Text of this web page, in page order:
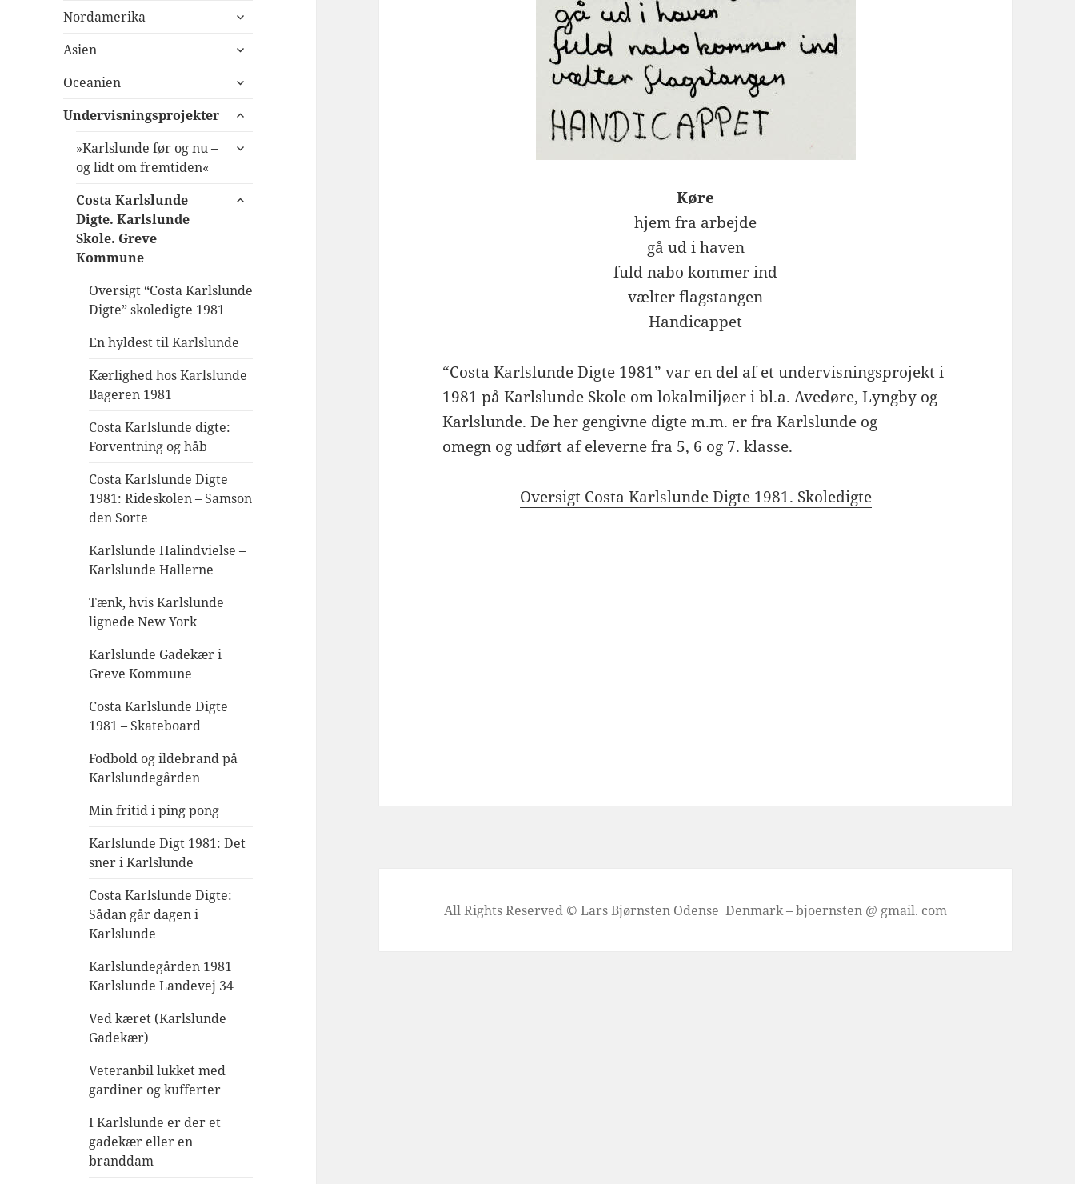
Nordamerika
udvid
Asien
udvid
Oceanien
udvid
Undervisningsprojekter
udvid
»Karlslunde før og nu –
og lidt om fremtiden«
udvid
Costa Karlslunde
Digte. Karlslunde
Skole. Greve
Kommune
udvid
Oversigt “Costa Karlslunde
Digte” skoledigte 1981
En hyldest til Karlslunde
Kærlighed hos Karlslunde
Bageren 1981
Costa Karlslunde digte:
Forventning og håb
Costa Karlslunde Digte
1981: Rideskolen – Samson
den Sorte
Karlslunde Halindvielse –
Karlslunde Hallerne
Tænk, hvis Karlslunde
lignede New York
Karlslunde Gadekær i
Greve Kommune
Costa Karlslunde Digte
1981 – Skateboard
Fodbold og ildebrand på
Karlslundegården
Min fritid i ping pong
Karlslunde Digt 1981: Det
sner i Karlslunde
Costa Karlslunde Digte:
Sådan går dagen i
Karlslunde
Karlslundegården 1981
Karlslunde Landevej 34
Ved kæret (Karlslunde
Gadekær)
Veteranbil lukket med
gardiner og kufferter
I Karlslunde er der et
gadekær eller en
branddam
Køre
hjem fra arbejde
gå ud i haven
fuld nabo kommer ind
vælter flagstangen
Handicappet
“Costa Karlslunde Digte 1981” var en del af et undervisningsprojekt i
1981 på Karlslunde Skole om lokalmiljøer i bl.a. Avedøre, Lyngby og
Karlslunde. De her gengivne digte m.m. er fra Karlslunde og
omegn og udført af eleverne fra 5, 6 og 7. klasse.
Oversigt Costa Karlslunde Digte 1981. Skoledigte
All Rights Reserved © Lars Bjørnsten Odense Denmark – bjoernsten @ gmail. com